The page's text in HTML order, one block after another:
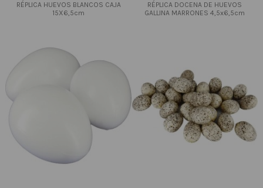
RÉPLICA HUEVOS BLANCOS CAJA
15X6,5cm
RÉPLICA DOCENA DE HUEVOS
GALLINA MARRONES 4,5x6,5cm